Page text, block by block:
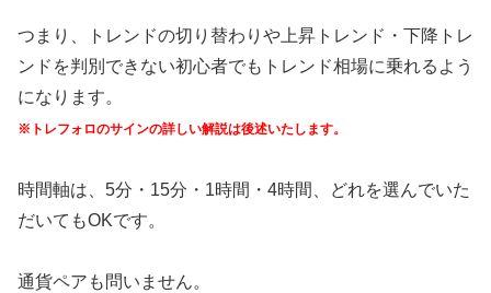
つまり、トレンドの切り替わりや上昇トレンド・下降トレ
ンドを判別できない初心者でもトレンド相場に乗れるよう
になります。
※トレフォロのサインの詳しい解説は後述いたします。
時間軸は、5分・15分・1時間・4時間、どれを選んでいた
だいてもOKです。
通貨ペアも問いません。